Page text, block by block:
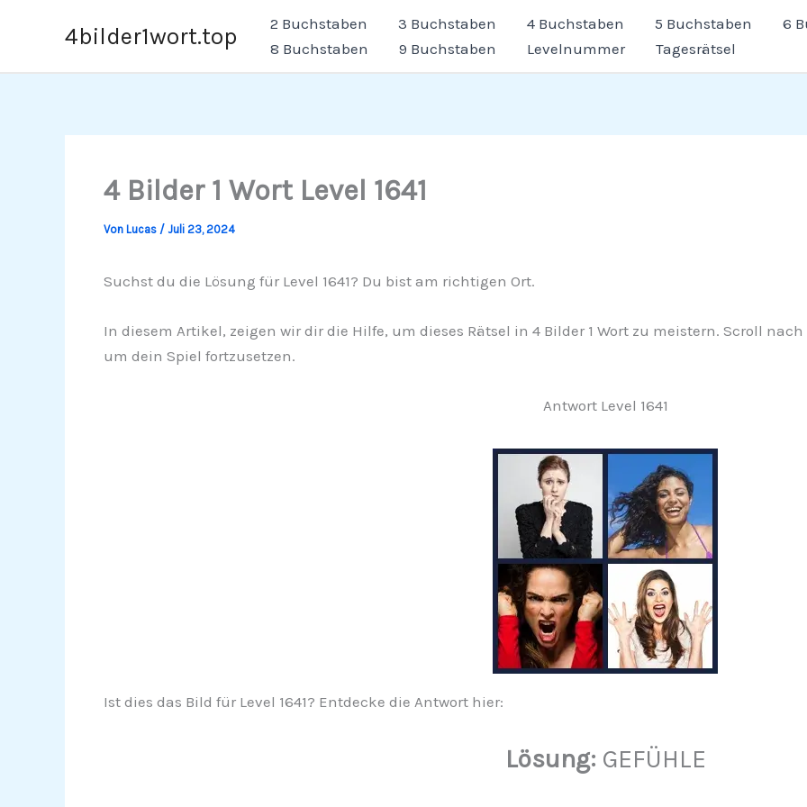
4bilder1wort.top 2 Buchstaben 3 Buchstaben 4 Buchstaben 5 Buchstaben
6
8 Buchstaben
9 Buchstaben Levelnummer Tagesrätsel
4 Bilder 1 Wort Level 1641
Von Lucas / Juli 23, 2024
Suchst du die Lösung für Level 1641? Du bist am richtigen Ort.
In diesem Artikel, zeigen wir dir die Hilfe, um dieses Rätsel in 4 Bilder 1 Wort zu meistern. Scroll
um dein Spiel fortzusetzen.
Antwort Level 1641
Ist dies das Bild für Level 1641? Entdecke die Antwort hier:
Lösung: GEFÜHLE